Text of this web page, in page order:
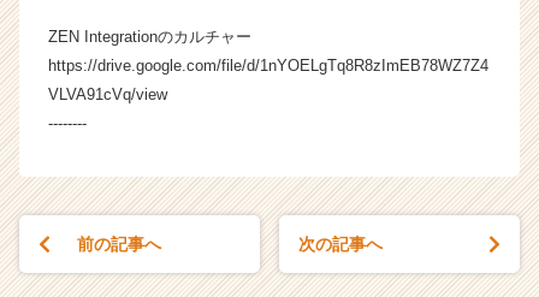
r
ZEN Integrationのカルチャー
https://drive.google.com/file/d/1nYOELgTq8R8zImEB78WZ7Z4
VLVA91cVq/view
--------
前の記事へ 次の記事へ